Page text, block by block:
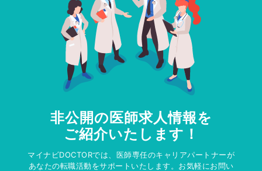
非公開の医師求人情報を
ご紹介いたします！
マイナビDOCTORでは、医師専任のキャリアパートナーが
あなたの転職活動をサポートいたします。お気軽にお問い